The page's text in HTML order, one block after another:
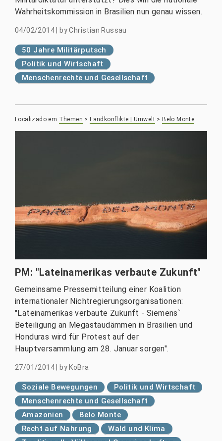
Wahrheitskommission in Brasilien nun genau wissen.
04/02/2014 byChristian Russau
50 Jahre Militärputsch
Politik und Wirtschaft
Menschenrechte und Gesellschaft
Localizado em Themen >Landkonflikte | Umwelt >Belo Monte
PM: "Lateinamerikas verbaute Zukunft"
Gemeinsame Pressemitteilung einer Koalition
internationaler Nichtregierungsorganisationen:
"Lateinamerikas verbaute Zukunft - Siemens`
Beteiligung an Megastaudämmen in Brasilien und
Honduras wird für Protest auf der
Hauptversammlung am 28. Januar sorgen".
27/01/2014 by KoBra
Soziale Bewegungen
Politik und Wirtschaft
Menschenrechte und Gesellschaft
Amazonien
Belo Monte
Recht auf Nahrung
Wald und Klima